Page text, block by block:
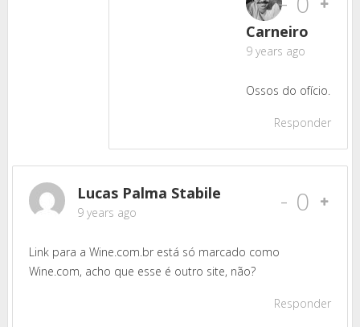
Carneiro
9 years ago
Ossos do ofício.
Responder
Lucas Palma Stabile
9 years ago - 0
Link para a Wine.com.br está só marcado como
Wine.com, acho que esse é outro site, não?
Responder